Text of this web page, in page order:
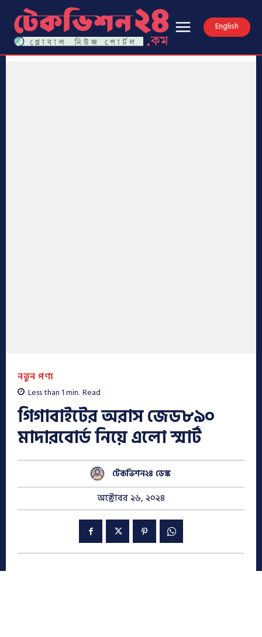
English
নতুন পণ্য
Less than 1min. Read
গিগাবাইটের অরাস জেড৮৯০
মাদারবোর্ড নিয়ে এলো স্মার্ট
টেকভিশন২৪ ডেস্ক
অক্টোবর ২৬, ২০২৪